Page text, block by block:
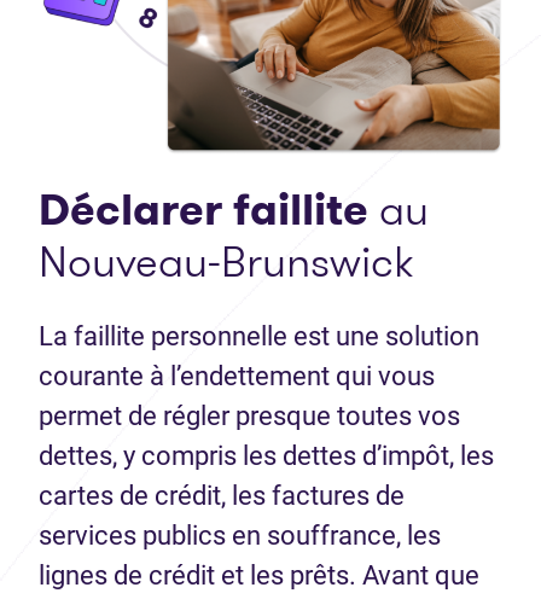
Déclarer faillite au
Nouveau-Brunswick
La faillite personnelle est une solution
courante à l’endettement qui vous
permet de régler presque toutes vos
dettes, y compris les dettes d’impôt, les
cartes de crédit, les factures de
services publics en souffrance, les
lignes de crédit et les prêts. Avant que